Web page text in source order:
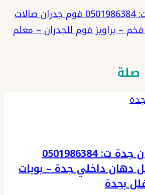
ديكورات فوم جدة ت: 0501986384 فوم جدران صالات
– براويز فوم للجدران – معلم
صلة
معلم دهان جدة ت: 0501986384
دهان داخلي جدة – بويات
بجدة